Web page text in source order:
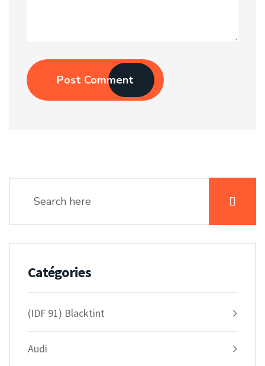
Post Comment
Catégories
(IDF 91) Blacktint
Audi